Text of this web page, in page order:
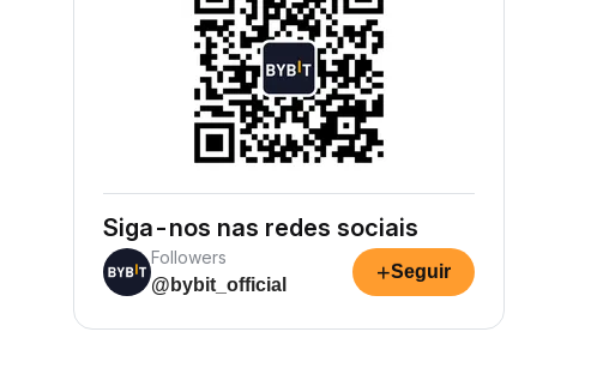
Siga-nos nas redes sociais
Followers
@bybit_official
+Seguir